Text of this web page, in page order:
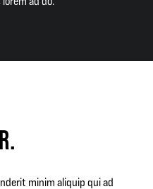
minim aliquip qui ad